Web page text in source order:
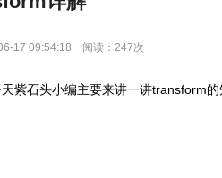
17 09:54:18 阅读： 247次
紫石头小编主要来讲一讲transform的